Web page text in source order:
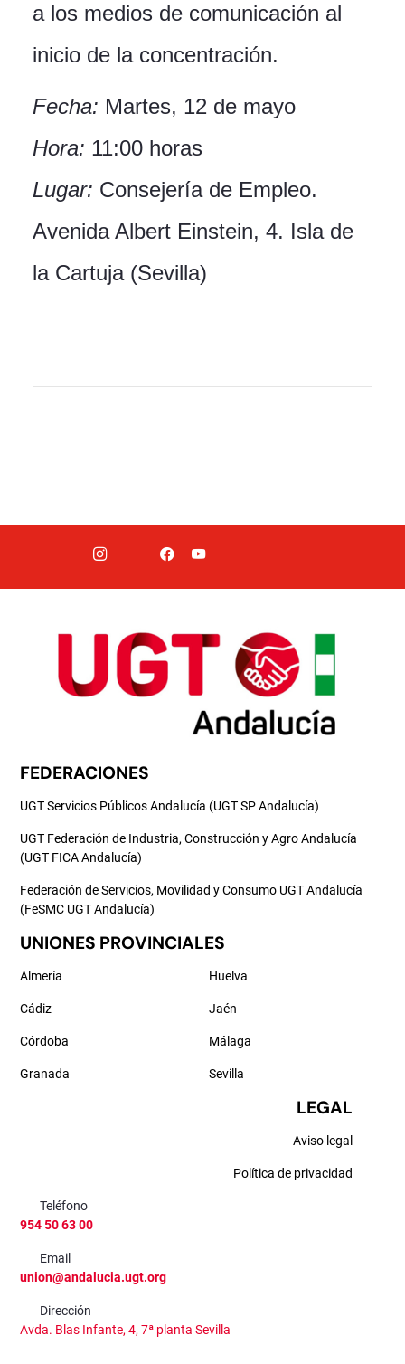
a los medios de comunicación al
inicio de la concentración.
Fecha: Martes, 12 de mayo
Hora: 11:00 horas
Lugar: Consejería de Empleo.
Avenida Albert Einstein, 4. Isla de
la Cartuja (Sevilla)
FEDERACIONES
UGT Servicios Públicos Andalucía (UGT SP Andalucía)
UGT Federación de Industria, Construcción y Agro Andalucía
(UGT FICA Andalucía)
Federación de Servicios, Movilidad y Consumo UGT Andalucía
(FeSMC UGT Andalucía)
UNIONES PROVINCIALES
Almería
Cádiz
Córdoba
Granada
Huelva
Jaén
Málaga
Sevilla
LEGAL
Aviso legal
Política de privacidad
Teléfono
954 50 63 00
Email
union@andalucia.ugt.org
Dirección
Avda. Blas Infante, 4, 7ª planta Sevilla